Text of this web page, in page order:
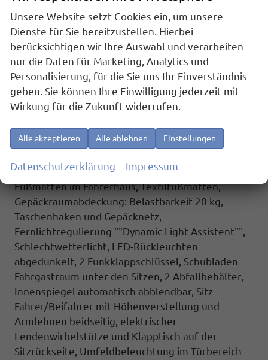
Geschwindigkeitsbegrenzer, Schiebetür links und
rechts sowie Heckklappe mit Zuziehhilfe,
Spurhalteassistent ""Lane Assist"",
Spurwechselassistent ""Side Assist"" inkl. ""Blind
Spot Detection"" (Totwinkelerkennung im Spiegel),
Spurhalteassistent ""Lane Assist"",
Spurwechselassistent ""Side Assist"" inkl. ""Blind
Spot Detection"" (Totwinkelerkennung im Spiegel),
Werksanschlussgarantie auf 5 Jahre / max.
Komfort und Funktion:
Fußmatten im Fahrerhaus, Textilfußmatten,
Gepäckraumabdeckung: Belastbarkeit 20 kg,
Taschenhaken und Gepäcknetz,
Fernlichtregulierung ""Dynamic Light Assistent"",
Schlechtwetterlicht, LED-Rückleuchten
abgedunkelt, 2 Funkklappschlüssel, Schubladen
Fahrgastraum unter den Sitzen, 2 Abfallbehälter,
Innenspiegel automatisch abblendbar, Sitz
Fahrer/Beifahrer mit Höhenverstellung und
Armlehnen beidseitig, elektrischer
Lendenwirbelstütze und Klapptisch auf der
Sitzrückseite, Umfeldbeleuchtung im Türbereich
Unsere Website setzt Cookies ein, um unsere
Dienste für Sie bereitzustellen. Hierbei
berücksichtigen wir Ihre Auswahl und verarbeiten
nur die Daten für Marketing, Analytics und
Personalisierung, für die Sie uns Ihr Einverständnis
geben. Sie können Ihre Einwilligung jederzeit mit
Wirkung für die Zukunft widerrufen.
Alle akzeptieren Alle ablehnen Einstellungen
Datenschutzerklärung Impressum